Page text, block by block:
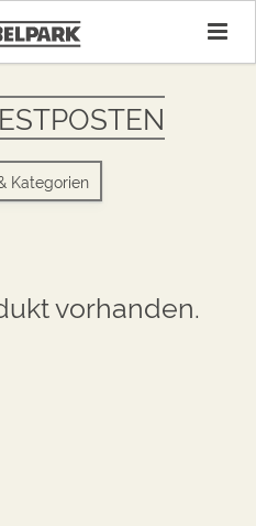
Kategorien
vorhanden.